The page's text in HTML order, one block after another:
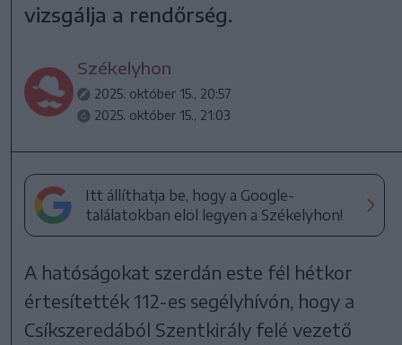
vizsgálja a rendőrség.
Székelyhon
2025. október 15., 20:57
2025. október 15., 21:03
Itt állíthatja be, hogy a Google-
találatokban elöl legyen a Székelyhon!
A hatóságokat szerdán este fél hétkor
értesítették 112-es segélyhívón, hogy a
Csíkszeredából Szentkirály felé vezető